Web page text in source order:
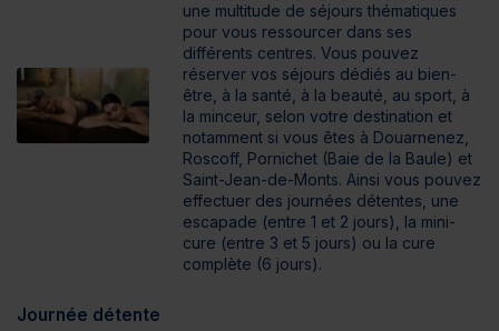
une multitude de séjours thématiques
pour vous ressourcer dans ses
différents centres. Vous pouvez
réserver vos séjours dédiés au bien-
être, à la santé, à la beauté, au sport, à
la minceur, selon votre destination et
notamment si vous êtes à Douarnenez,
Roscoff, Pornichet (Baie de la Baule) et
Saint-Jean-de-Monts. Ainsi vous pouvez
effectuer des journées détentes, une
escapade (entre 1 et 2 jours), la mini-
cure (entre 3 et 5 jours) ou la cure
complète (6 jours).
Journée détente